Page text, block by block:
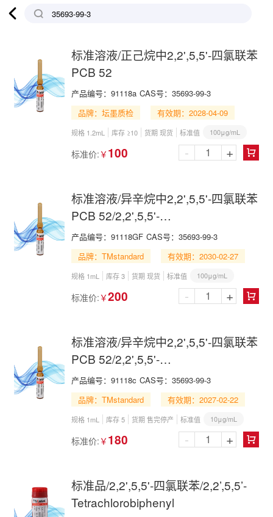

标准溶液/正己烷中2,2',5,5'-四氯联苯
PCB 52
产品编号： 91118a CAS号： 35693-99-3
品牌：坛墨质检
有效期：2028-04-09
规格 1.2mL 库存 ≥10 货期 现货 标准值 100μg/mL
标准价: ￥ 100 
- +
标准溶液/异辛烷中2,2',5,5'-四氯联苯
PCB 52/2,2',5,5'-
Tetrachlorobiphenyl in Isooctane
产品编号： 91118GF CAS号： 35693-99-3
品牌：TMstandard
有效期：2030-02-27
规格 1mL 库存 3 货期 现货 标准值 100μg/mL
标准价: ￥200 
- +
标准溶液/异辛烷中2,2',5,5'-四氯联苯
PCB 52/2,2',5,5'-
Tetrachlorobiphenyl in Isooctane
产品编号： 91118c CAS号： 35693-99-3
品牌：TMstandard
有效期：2027-02-22
规格 1mL 库存 5 货期 售完停产 标准值 10μg/mL
标准价: ￥ 180 
- +
标准品/2,2',5,5'-四氯联苯/2,2’,5,5’-
Tetrachlorobiphenyl